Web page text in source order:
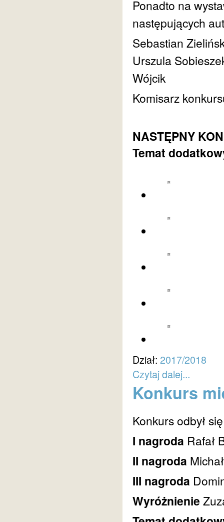
Ponadto na
następujących
Sebastian
Urszula
Wójcik
Komisarz
NASTĘPNY
Temat
Dział: 2017/2018
Czytaj dalej...
Konkurs
Konkurs odbył
I nagroda Rafał
II nagroda
III nagroda
Wyróżnienie